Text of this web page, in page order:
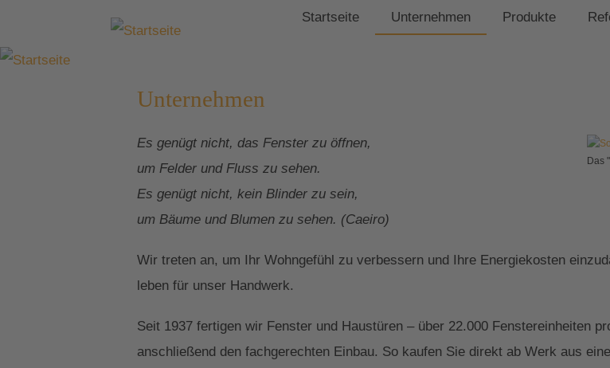
Startseite Unternehmen Produkte
Unternehmen
Das
Es genügt nicht, das Fenster zu öffnen,
um Felder und Fluss zu sehen.
Es genügt nicht, kein Blinder zu sein,
um Bäume und Blumen zu sehen. (Caeiro)
Wir treten an, um Ihr Wohngefühl zu verbessern und Ihre Energiekosten
leben für unser Handwerk.
Seit 1937 fertigen wir Fenster und Haustüren – über 22.000 Fenstereinheiten
anschließend den fachgerechten Einbau. So kaufen Sie direkt ab Werk aus